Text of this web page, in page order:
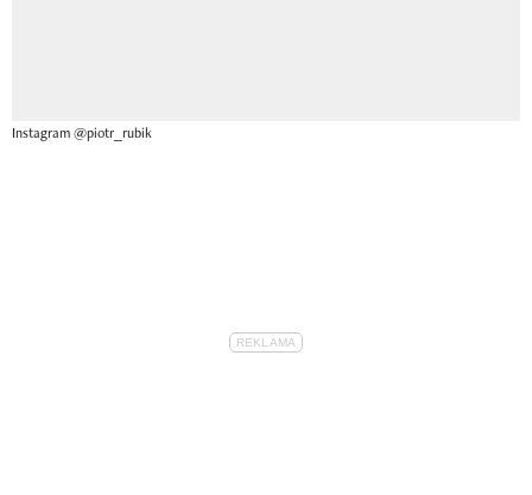
Instagram @piotr_rubik